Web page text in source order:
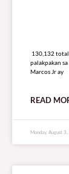
130,132 total
palakpakan
Marcos Jr ay
READ
Monday, August